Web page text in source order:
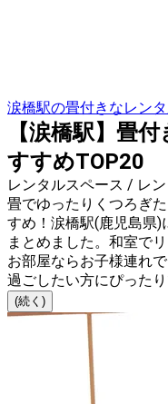
涙橋駅の畳付きなレン
【涙橋駅】畳
すすめTOP20
レンタルスペース / レ
畳でゆったりくつろぎ
すめ！涙橋駅(鹿児島県
まとめました。和室で
お部屋ならお子様連れ
過ごしたい方にぴったり
(続く)